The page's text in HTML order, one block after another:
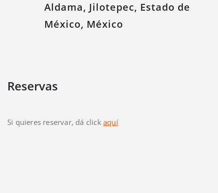
Aldama, Jilotepec, Estado de
México, México
Reservas
Si quieres reservar, dá click aquí